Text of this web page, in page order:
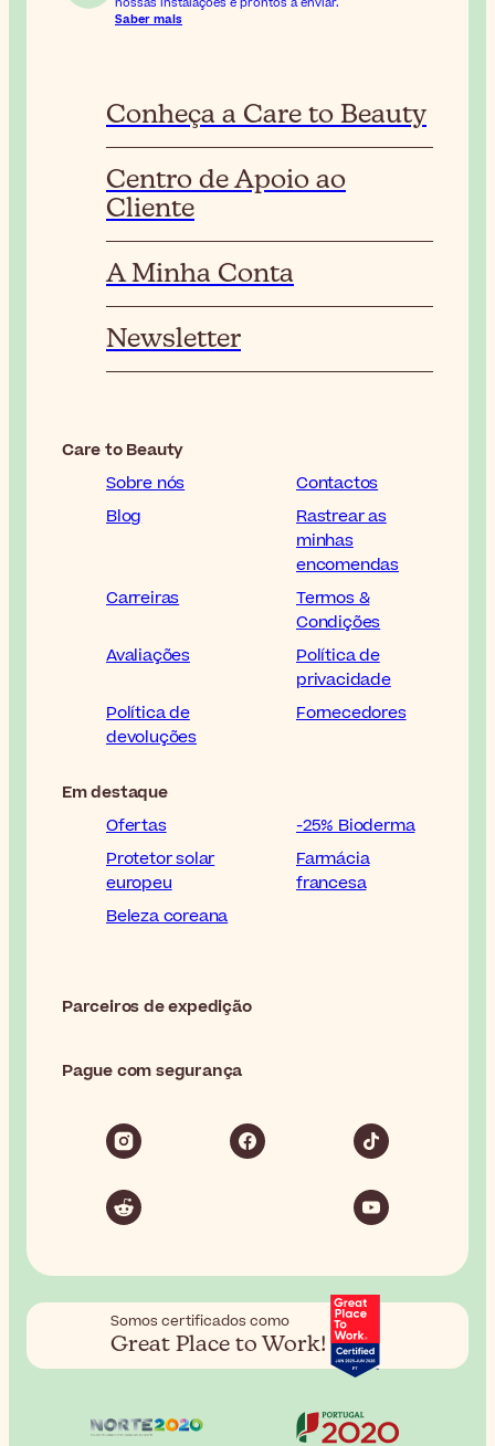
Saber mais
Conheça a Care to Beauty
Centro de Apoio ao
Cliente
A Minha Conta
Newsletter
Care to Beauty
Sobre nós
Contactos
Blog
Rastrear as
minhas
encomendas
Carreiras
Termos &
Condições
Avaliações
Política de
privacidade
Política de
devoluções
Fornecedores
Em destaque
Ofertas
-25% Bioderma
Protetor solar
europeu
Farmácia
francesa
Beleza coreana
Parceiros de expedição
Pague com segurança
Somos certificados como
Great Place to Work!